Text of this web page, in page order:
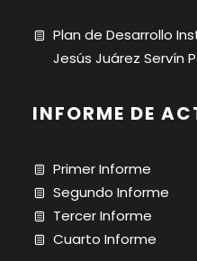
Plan de Desarrollo
Jesús Juárez Servín
INFORME DE
Primer Informe
Segundo Informe
Tercer Informe
Cuarto Informe